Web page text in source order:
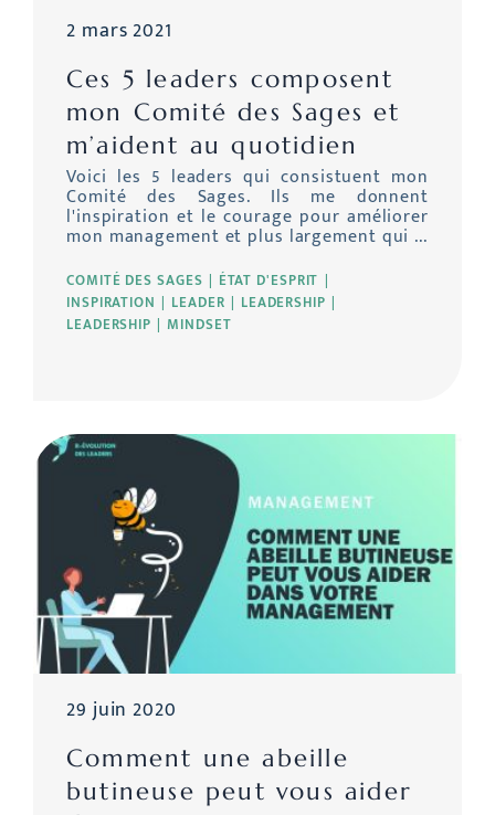
COMITÉ DES SAGES
ÉTAT D'ESPRIT
INSPIRATION
LEADER
LEADERSHIP
LEADERSHIP
MINDSET
Ces 5 leaders composent
mon Comité des Sages et
m’aident au quotidien
2 mars 2021
Voici les 5 leaders qui consistuent mon
Comité des Sages. Ils me donnent
l'inspiration et le courage pour améliorer
mon management et plus largement qui ...
Comment une abeille
butineuse peut vous aider
29 juin 2020